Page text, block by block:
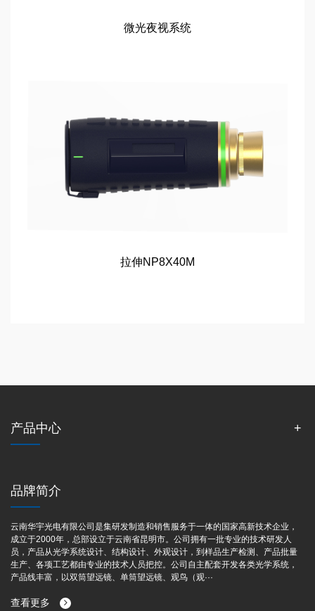
微光夜视系统
拉伸NP8X40M
产品中心
品牌简介
云南华宇光电有限公司是集研发制造和销售服务于一体的国家高新技术企业，
成立于2000年，总部设立于云南省昆明市。公司拥有一批专业的技术研发人
员，产品从光学系统设计、结构设计、外观设计，到样品生产检测、产品批量
生产、各项工艺都由专业的技术人员把控。公司自主配套开发各类光学系统，
产品线丰富，以双筒望远镜、单筒望远镜、观鸟（观···
查看更多